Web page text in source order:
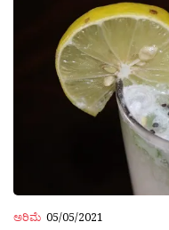
ಅರಿಮೆ 05/05/2021